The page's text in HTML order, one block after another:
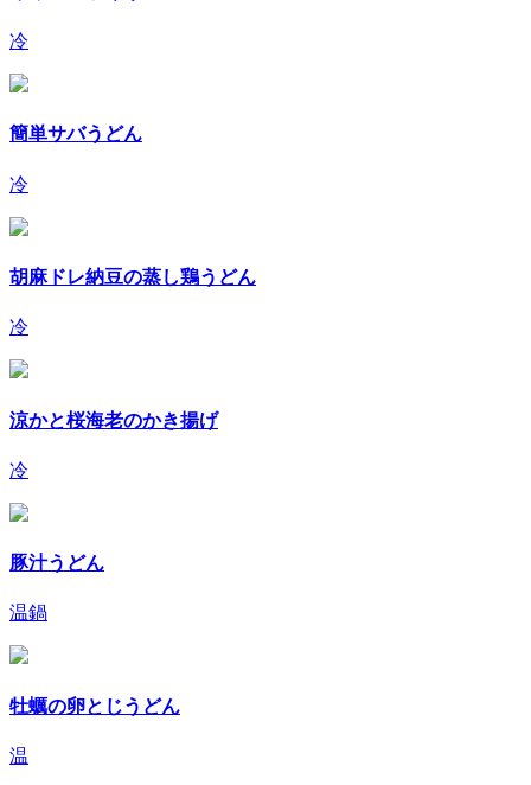
冷
簡単サバうどん
冷
胡麻ドレ納豆の蒸し鶏うどん
冷
涼かと桜海老のかき揚げ
冷
豚汁うどん
温鍋
牡蠣の卵とじうどん
温